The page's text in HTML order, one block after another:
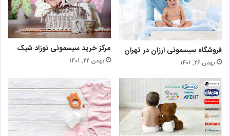
فروشگاه سیسمونی ارزان در تهران
بهمن 26, 1401
مرکز خرید سیسمونی نوزاد شیک
بهمن 22, 1401